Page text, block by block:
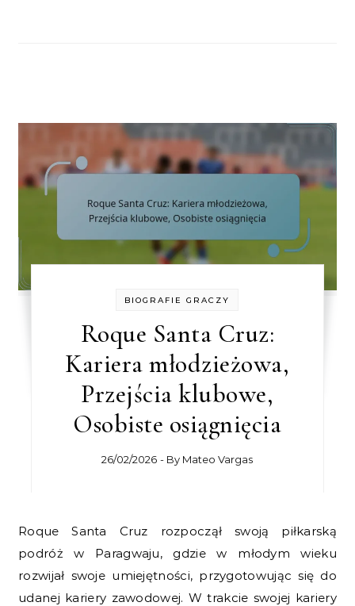
BIOGRAFIE GRACZY
Roque Santa Cruz:
Kariera młodzieżowa,
Przejścia klubowe,
Osobiste osiągnięcia
26/02/2026 - By Mateo Vargas
Roque Santa Cruz rozpoczął swoją piłkarską
podróż w Paragwaju, gdzie w młodym wieku
rozwijał swoje umiejętności, przygotowując się do
udanej kariery zawodowej. W trakcie swojej kariery